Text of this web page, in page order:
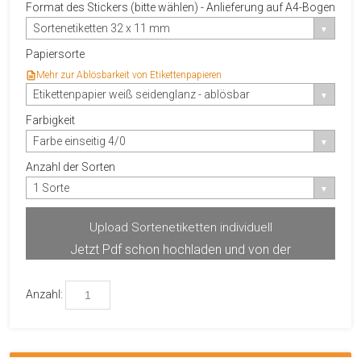
Format des Stickers (bitte wählen) - Anlieferung auf A4-Bogen
Sortenetiketten 32 x 11 mm
Papiersorte
Mehr zur Ablösbarkeit von Etikettenpapieren
Etikettenpapier weiß seidenglanz - ablösbar
Farbigkeit
Farbe einseitig 4/0
Anzahl der Sorten
1 Sorte
Upload Sortenetiketten individuell
Jetzt Pdf schon hochladen und von der
Anzahl: